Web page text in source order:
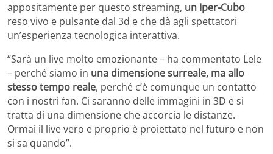
appositamente per questo streaming, un Iper-Cubo
reso vivo e pulsante dal 3d e che dà agli spettatori
un’esperienza tecnologica interattiva.
“Sarà un live molto emozionante – ha commentato Lele
– perché siamo in una dimensione surreale, ma allo
stesso tempo reale, perché c’è comunque un contatto
con i nostri fan. Ci saranno delle immagini in 3D e si
tratta di una dimensione che accorcia le distanze.
Ormai il live vero e proprio è proiettato nel futuro e non
si sa quando”.